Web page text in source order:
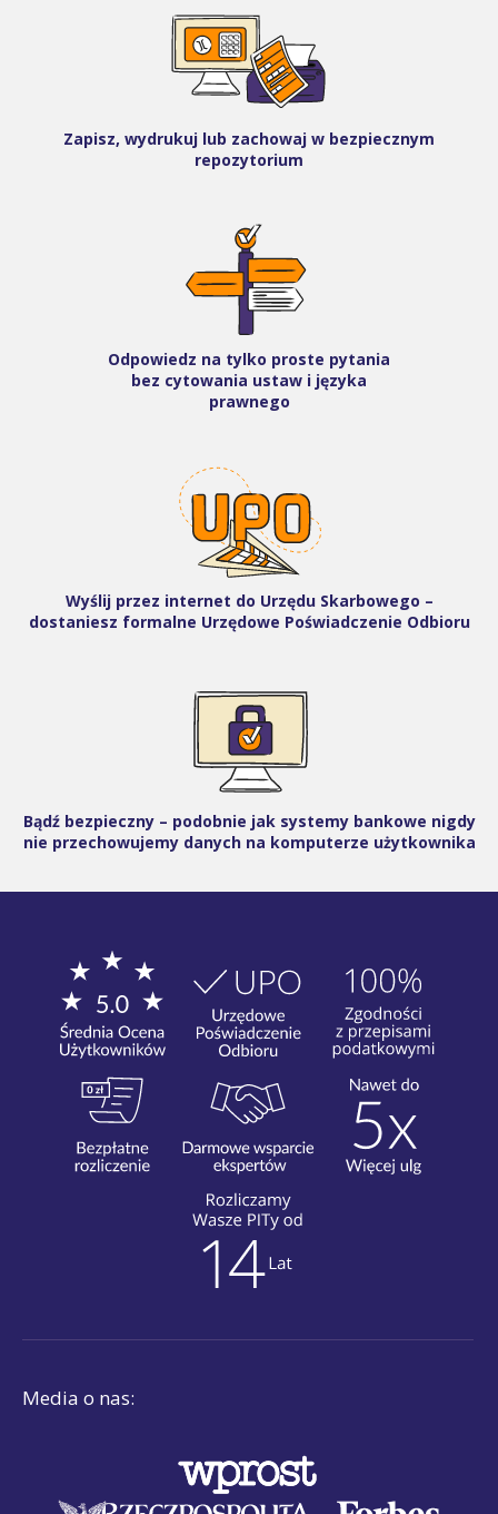
Zapisz, wydrukuj lub zachowaj w bezpiecznym
repozytorium
Odpowiedz na tylko proste pytania
bez cytowania ustaw i języka
prawnego
Wyślij przez internet do Urzędu Skarbowego –
dostaniesz formalne Urzędowe Poświadczenie Odbioru
Bądź bezpieczny – podobnie jak systemy bankowe nigdy
nie przechowujemy danych na komputerze użytkownika
Media o nas: